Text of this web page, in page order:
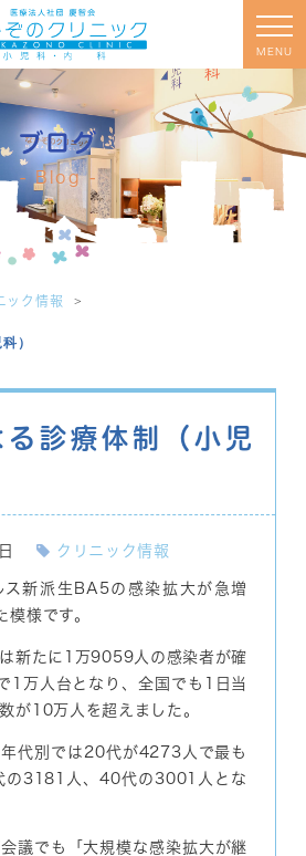
MENU
ブログ
Blog
ック情報
）
診療体制（小児
クリニック情報
ス新派生BA5の感染拡大が急増
模様です。
新たに1万9059人の感染者が確
1万人台となり、全国でも1日当
が10万人を超えました。
代別では20代が4273人で最も
の3181人、40代の3001人とな
議でも「大規模な感染拡大が継